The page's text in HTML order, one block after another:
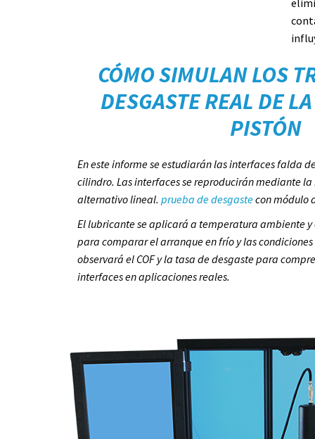
CÓMO SIMULAN LOS
DESGASTE REAL DE
PISTÓN
En este informe se estudiarán las interfaces falda
cilindro. Las interfaces se reproducirán mediante
alternativo lineal. prueba de desgastecon módulo
El lubricante se aplicará a temperatura ambiente
para comparar el arranque en frío y las
observará el COF y la tasa de desgaste para
interfaces en aplicaciones reales.